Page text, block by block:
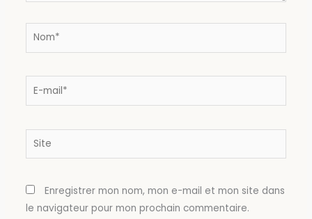
Nom*
E-
Site
Enregistrer mon nom, mon e-mail et mon site dans
le navigateur pour mon prochain commentaire.